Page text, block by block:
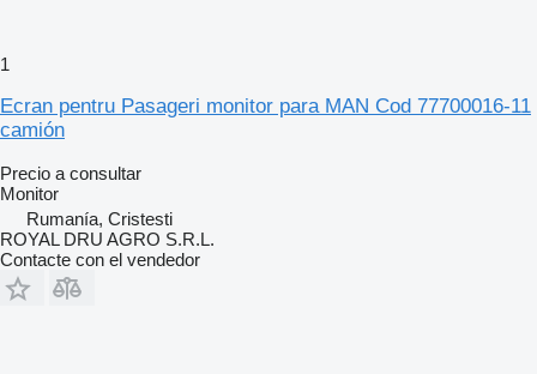
1
Ecran pentru Pasageri monitor para MAN Cod 77700016-11
camión
Precio a consultar
Monitor
Rumanía, Cristesti
ROYAL DRU AGRO S.R.L.
Contacte con el vendedor